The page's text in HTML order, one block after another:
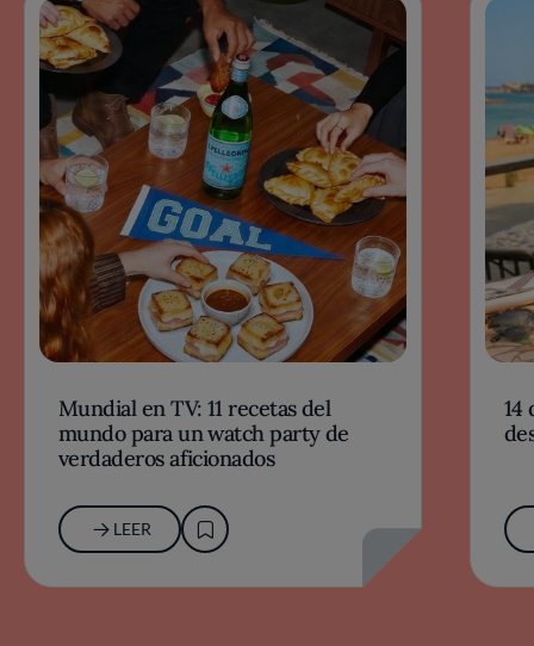
Mundial en TV: 11 recetas del
mundo para un watch party de
verdaderos aficionados
LEER
14